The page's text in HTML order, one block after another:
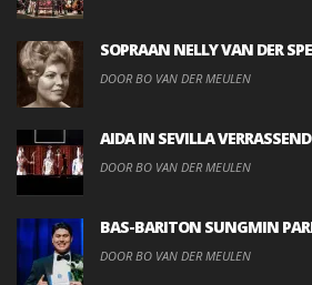
SOPRAAN NELLY VAN DER
DOOR BO VAN DER MEULEN
AIDA IN SEVILLA
DOOR BO VAN DER MEULEN
BAS-BARITON SUNGMIN
DOOR BO VAN DER MEULEN